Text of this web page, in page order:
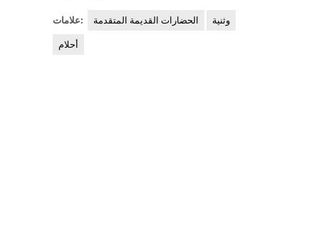
علامات: الحضارات القديمة المتقدمة
وثنية
أحلام